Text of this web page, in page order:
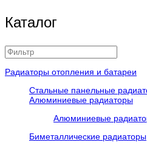
Каталог
Радиаторы отопления и батареи
Стальные панельные
Алюминиевые радиаторы
Алюминиевые
Биметаллические радиаторы